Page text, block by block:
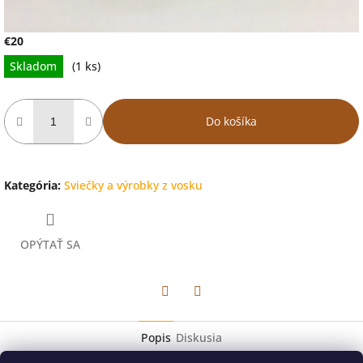
€20
Jednotková
cena:
Skladom (1 ks)
Do košíka
Kategória: Sviečky a výrobky z vosku
OPÝTAŤ SA
Popis Diskusia